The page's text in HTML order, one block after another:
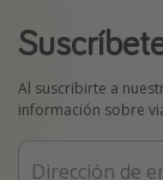
Al suscribirte a
información sobre